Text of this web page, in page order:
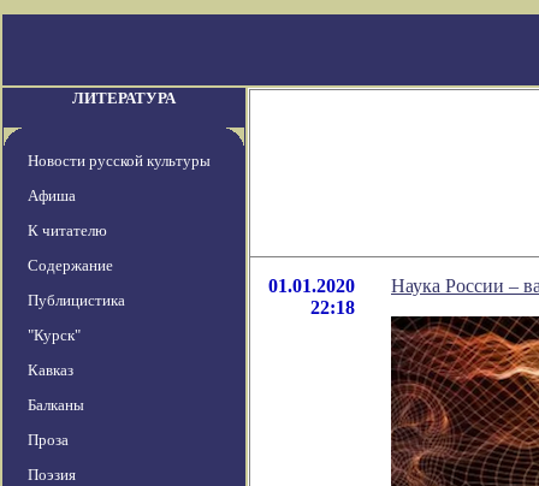
ЛИТЕРАТУРА
Новости русской культуры
Афиша
К читателю
Содержание
Публицистика
"Курск"
Кавказ
Балканы
Проза
Поэзия
01.01.2020
22:18
Наука России –